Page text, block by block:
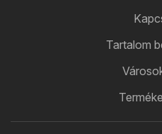
Tartalom